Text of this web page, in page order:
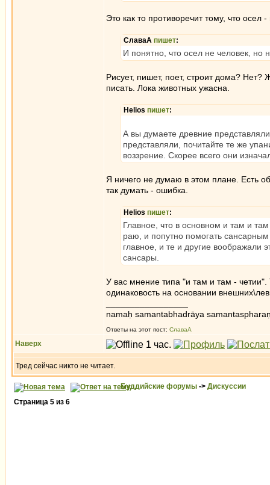
Это как то противоречит тому, что осел
СлаваА пишет:
И понятно, что осел не человек,
Рисует, пишет, поет, строит дома? Нет?
писать. Лока животных ужасна.
Helios пишет:
А вы думаете древние
представляли, почитайте те же
воззрение. Скорее всего они
Я ничего не думаю в этом плане. Есть
так думать - ошибка.
Helios пишет:
Главное, что в основном и там и
раю, и попутно помогать
главное, и те и другие
сансары.
У вас мнение типа "и там и там -
одинаковость на основании
namaḥ samantabhadrāya
Ответы на этот пост: СлаваА
Наверх
Тред сейчас никто не читает.
Буддийские форумы -> Дискуссии
Страница 5 из 6